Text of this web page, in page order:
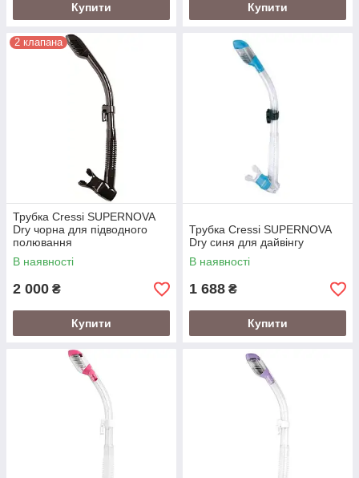
Купити Купити
2 клапана
Трубка Cressi SUPERNOVA
Dry чорна для підводного
полювання
В наявності
2 000 ₴
Купити
Трубка Cressi SUPERNOVA
Dry синя для дайвінгу
В наявності
1 688 ₴
Купити